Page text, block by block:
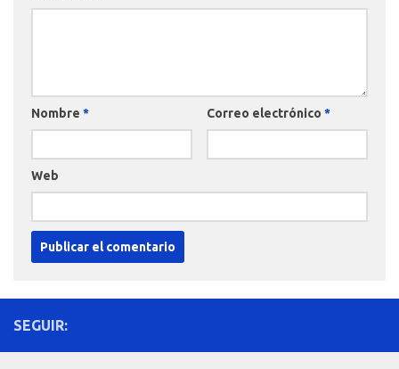
Nombre * Correo electrónico *
Web
SEGUIR: